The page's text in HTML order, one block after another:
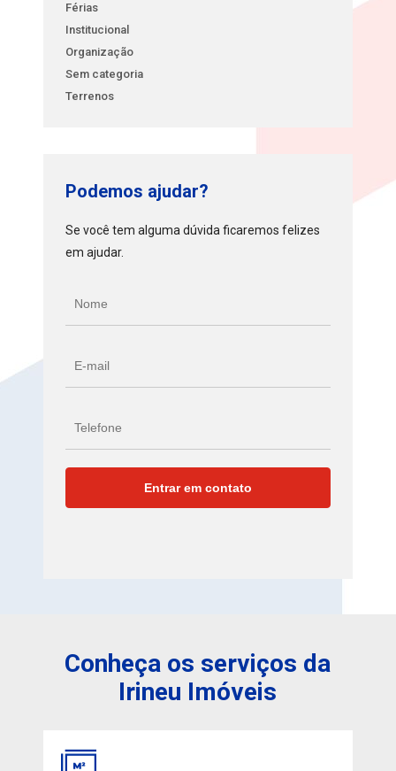
Férias
Institucional
Organização
Sem categoria
Terrenos
Podemos ajudar?
Se você tem alguma dúvida ficaremos felizes
em ajudar.
Conheça os serviços da
Irineu Imóveis